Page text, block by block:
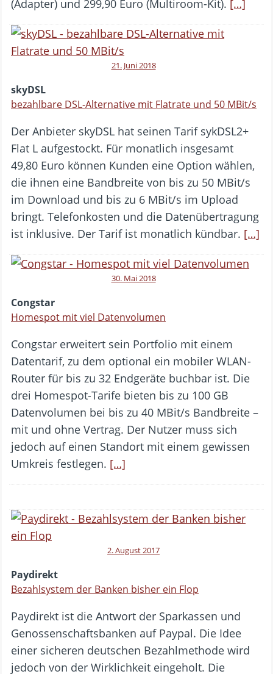
(Adapter) und 299,90 Euro (Multiroom-Kit). […]
21. Juni 2018
skyDSL
bezahlbare DSL-Alternative mit Flatrate und 50 MBit/s
Der Anbieter skyDSL hat seinen Tarif sykDSL2+
Flat L aufgestockt. Für monatlich insgesamt
49,80 Euro können Kunden eine Option wählen,
die ihnen eine Bandbreite von bis zu 50 MBit/s
im Download und bis zu 6 MBit/s im Upload
bringt. Telefonkosten und die Datenübertragung
ist inklusive. Der Tarif ist monatlich kündbar. […]
30. Mai 2018
Congstar
Homespot mit viel Datenvolumen
Congstar erweitert sein Portfolio mit einem
Datentarif, zu dem optional ein mobiler WLAN-
Router für bis zu 32 Endgeräte buchbar ist. Die
drei Homespot-Tarife bieten bis zu 100 GB
Datenvolumen bei bis zu 40 MBit/s Bandbreite –
mit und ohne Vertrag. Der Nutzer muss sich
jedoch auf einen Standort mit einem gewissen
Umkreis festlegen. […]
2. August 2017
Paydirekt
Bezahlsystem der Banken bisher ein Flop
Paydirekt ist die Antwort der Sparkassen und
Genossenschaftsbanken auf Paypal. Die Idee
einer sicheren deutschen Bezahlmethode wird
jedoch von der Wirklichkeit eingeholt. Die